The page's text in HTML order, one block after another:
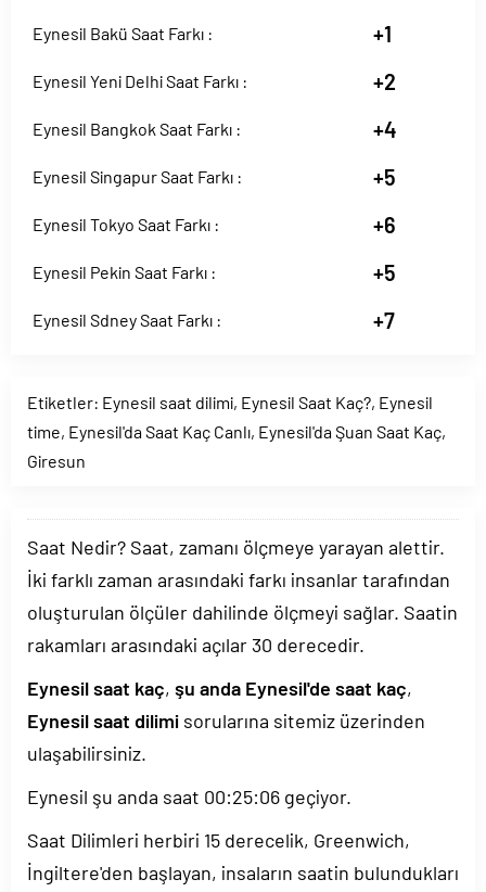
Eynesil Bakü Saat Farkı : +1
Eynesil Yeni Delhi Saat Farkı : +2
Eynesil Bangkok Saat Farkı : +4
Eynesil Singapur Saat Farkı : +5
Eynesil Tokyo Saat Farkı : +6
Eynesil Pekin Saat Farkı : +5
Eynesil Sdney Saat Farkı : +7
Etiketler: Eynesil saat dilimi, Eynesil Saat Kaç?, Eynesil
time, Eynesil'da Saat Kaç Canlı, Eynesil'da Şuan Saat Kaç,
Giresun
Saat Nedir? Saat, zamanı ölçmeye yarayan alettir.
İki farklı zaman arasındaki farkı insanlar tarafından
oluşturulan ölçüler dahilinde ölçmeyi sağlar. Saatin
rakamları arasındaki açılar 30 derecedir.
Eynesil saat kaç, şu anda Eynesil'de saat kaç,
Eynesil saat dilimi sorularına sitemiz üzerinden
ulaşabilirsiniz.
Eynesil şu anda saat 00:25:06 geçiyor.
Saat Dilimleri herbiri 15 derecelik, Greenwich,
İngiltere'den başlayan, insaların saatin bulundukları